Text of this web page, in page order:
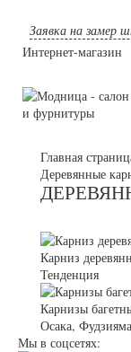
Заявка на замер
Интернет-магазин
Главная
Деревянные
Карниз
Тенденция
Карнизы
Осака,
Мы в соцсетях: